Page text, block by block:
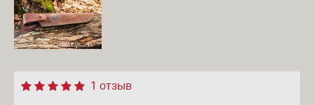
1 отзыв